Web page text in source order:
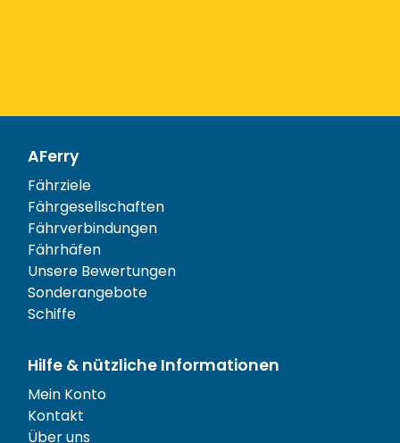
AFerry
Fährziele
Fährgesellschaften
Fährverbindungen
Fährhäfen
Unsere Bewertungen
Sonderangebote
Schiffe
Hilfe & nützliche Informationen
Mein Konto
Kontakt
Über uns